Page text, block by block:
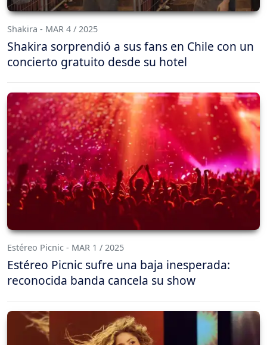
Shakira - MAR 4 / 2025
Shakira sorprendió a sus fans en Chile con un
concierto gratuito desde su hotel
Estéreo Picnic - MAR 1 / 2025
Estéreo Picnic sufre una baja inesperada:
reconocida banda cancela su show